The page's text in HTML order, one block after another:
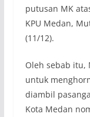
putusan MK
KPU Medan,
(11/12).
Oleh sebab
untuk
diambil
Kota Medan